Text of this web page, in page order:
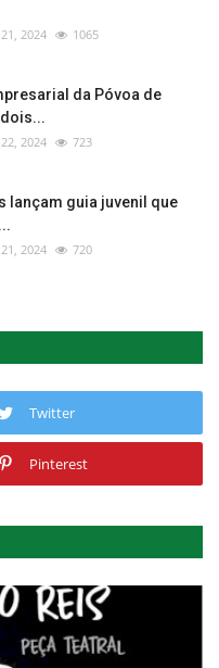
2024 1065
da Póvoa de
2024 723
lançam guia juvenil que
2024 720
Twitter
Pinterest